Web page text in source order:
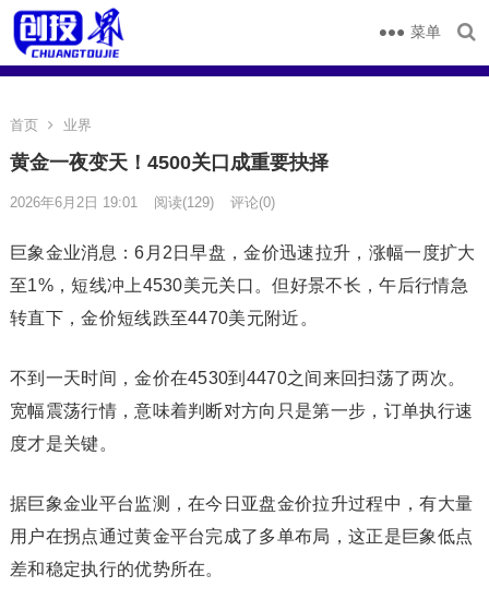
菜单
首页 业界
黄金一夜变天！4500关口成重要抉择
2026年6月2日 19:01 阅读(129) 评论(0)
巨象金业消息：6月2日早盘，金价迅速拉升，涨幅一度扩大
至1%，短线冲上4530美元关口。但好景不长，午后行情急
转直下，金价短线跌至4470美元附近。
不到一天时间，金价在4530到4470之间来回扫荡了两次。
宽幅震荡行情，意味着判断对方向只是第一步，订单执行速
度才是关键。
据巨象金业平台监测，在今日亚盘金价拉升过程中，有大量
用户在拐点通过黄金平台完成了多单布局，这正是巨象低点
差和稳定执行的优势所在。